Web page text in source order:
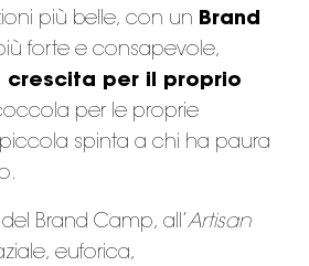
più belle, con un Brand
forte e consapevole,
crescita per il proprio
per le proprie
spinta a chi ha paura
Brand Camp, all’ Artisan
euforica,